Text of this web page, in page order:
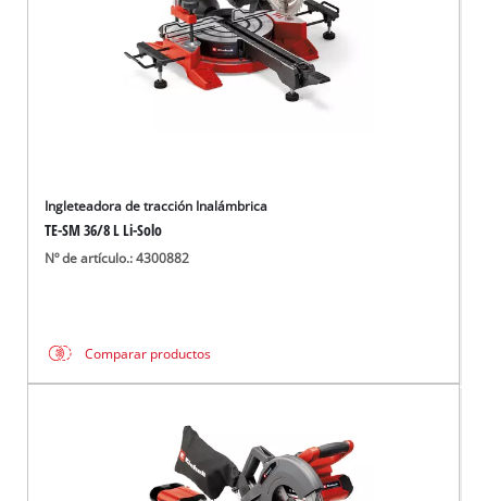
Ingleteadora de tracción Inalámbrica
TE-SM 36/8 L Li-Solo
Nº de artículo.: 4300882
Comparar productos